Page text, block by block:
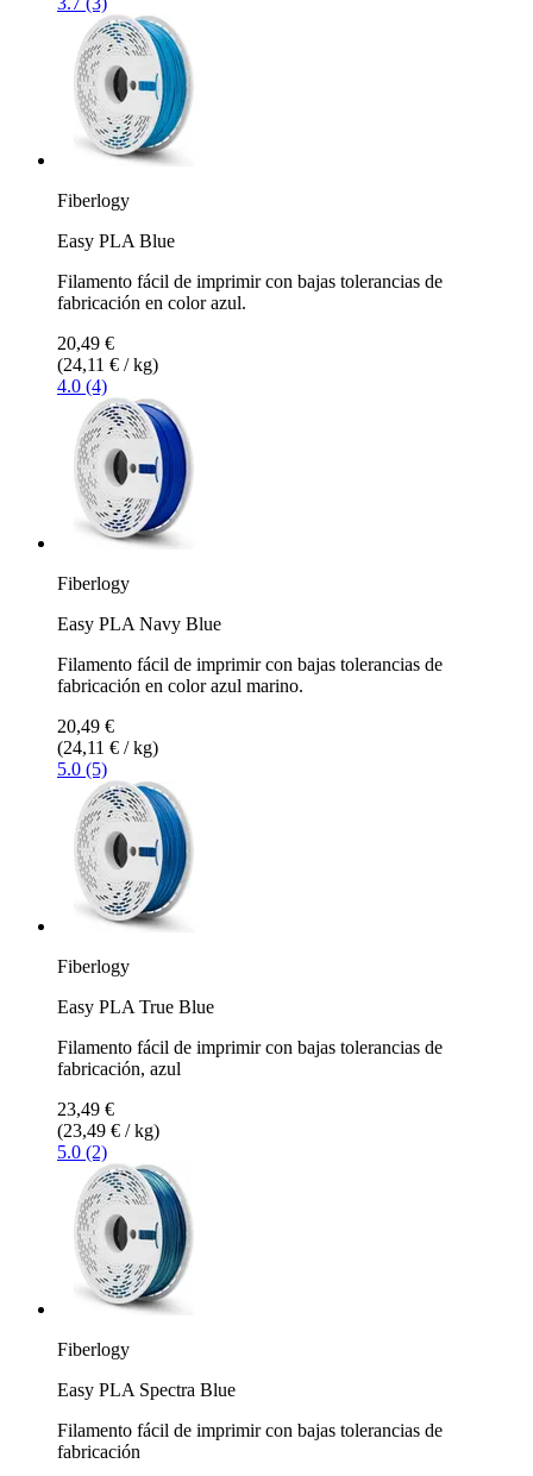
Fiberlogy
Easy PLA Blue
Filamento fácil de imprimir con bajas tolerancias de
fabricación en color azul.
20,49 €
(24,11 € / kg)
4.0 (4)
Fiberlogy
Easy PLA Navy Blue
Filamento fácil de imprimir con bajas tolerancias de
fabricación en color azul marino.
20,49 €
(24,11 € / kg)
5.0 (5)
Fiberlogy
Easy PLA True Blue
Filamento fácil de imprimir con bajas tolerancias de
fabricación, azul
23,49 €
(23,49 € / kg)
5.0 (2)
Fiberlogy
Easy PLA Spectra Blue
Filamento fácil de imprimir con bajas tolerancias de
fabricación